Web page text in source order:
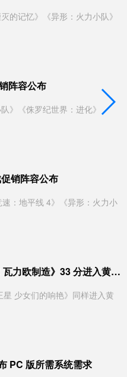
的记忆》《异形：火力小队》
阵容公布
》《侏罗纪世界：进化》
销阵容公布
：地平线 4》《异形：火力小
《Fami 通》本周游戏评分：《分享同乐！瓦力欧制造》33 分进入黄金殿堂
星 少女们的响艳》同样进入黄
PC 版所需系统需求